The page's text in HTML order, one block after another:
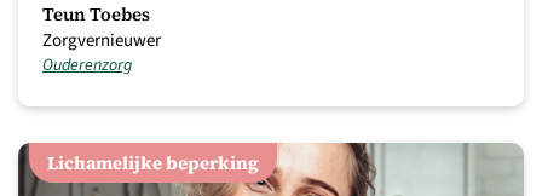
Teun Toebes
Zorgvernieuwer
Ouderenzorg
Lichamelijke beperking